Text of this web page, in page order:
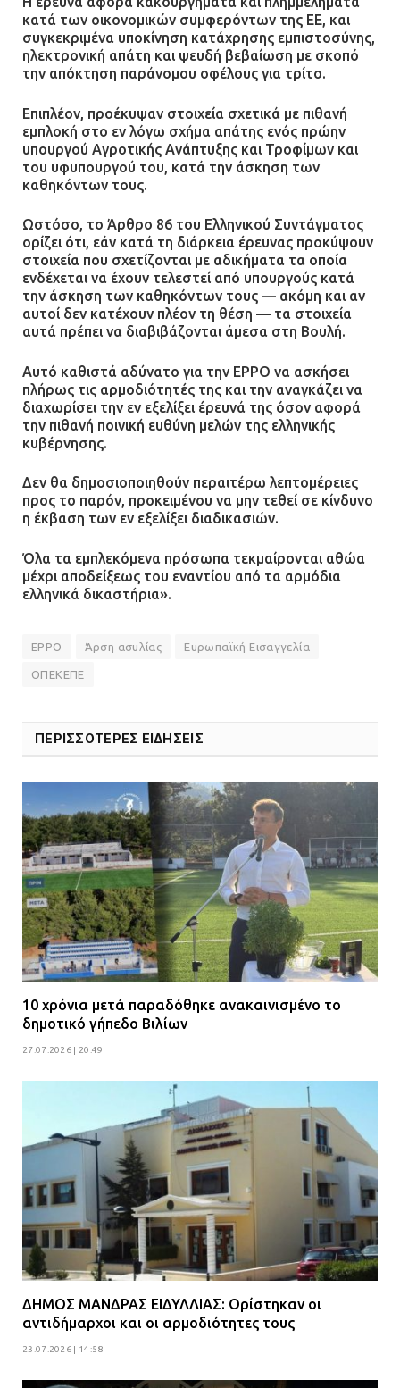
η αστυνομία – Λογάριασαν χωρίς
τον ειδικό σκύλο
07.07.2026 | 09:56
Βούλα: Κραυγή αγωνίας από
κατοίκους για την οδό Άρεως –
«Τρέχουν με 90 χλμ. μέσα στη
γειτονιά»
κατά των οικονομικών συμφερόντων της ΕΕ, και
συγκεκριμένα υποκίνηση κατάχρησης εμπιστοσύνης,
ηλεκτρονική απάτη και ψευδή βεβαίωση με σκοπό
την απόκτηση παράνομου οφέλους για τρίτο.
Επιπλέον, προέκυψαν στοιχεία σχετικά με πιθανή
εμπλοκή στο εν λόγω σχήμα απάτης ενός πρώην
υπουργού Αγροτικής Ανάπτυξης και Τροφίμων και
του υφυπουργού του, κατά την άσκηση των
καθηκόντων τους.
Ωστόσο, το Άρθρο 86 του Ελληνικού Συντάγματος
ορίζει ότι, εάν κατά τη διάρκεια έρευνας προκύψουν
στοιχεία που σχετίζονται με αδικήματα τα οποία
ενδέχεται να έχουν τελεστεί από υπουργούς κατά
την άσκηση των καθηκόντων τους — ακόμη και αν
αυτοί δεν κατέχουν πλέον τη θέση — τα στοιχεία
αυτά πρέπει να διαβιβάζονται άμεσα στη Βουλή.
Αυτό καθιστά αδύνατο για την EPPO να ασκήσει
πλήρως τις αρμοδιότητές της και την αναγκάζει να
διαχωρίσει την εν εξελίξει έρευνά της όσον αφορά
την πιθανή ποινική ευθύνη μελών της ελληνικής
κυβέρνησης.
Δεν θα δημοσιοποιηθούν περαιτέρω λεπτομέρειες
προς το παρόν, προκειμένου να μην τεθεί σε κίνδυνο
η έκβαση των εν εξελίξει διαδικασιών.
Όλα τα εμπλεκόμενα πρόσωπα τεκμαίρονται αθώα
μέχρι αποδείξεως του εναντίου από τα αρμόδια
ελληνικά δικαστήρια».
EPPO Άρση ασυλίας Ευρωπαϊκή Εισαγγελία
ΟΠΕΚΕΠΕ
ΠΕΡΙΣΣΟΤΕΡΕΣ ΕΙΔΗΣΕΙΣ
10 χρόνια μετά παραδόθηκε ανακαινισμένο το
δημοτικό γήπεδο Βιλίων
27.07.2026 | 20:49
ΔΗΜΟΣ ΜΑΝΔΡΑΣ ΕΙΔΥΛΛΙΑΣ: Ορίστηκαν οι
αντιδήμαρχοι και οι αρμοδιότητες τους
23.07.2026 | 14:58